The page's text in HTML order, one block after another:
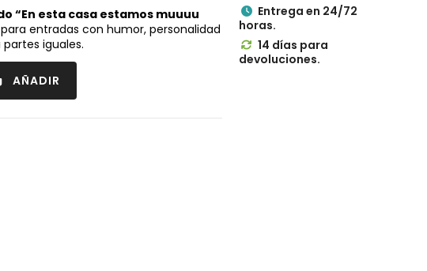
“En esta casa estamos muuuu
entradas con humor, personalidad
iguales.
AÑADIR
 Entrega en 24/72
horas.
 14 días para
devoluciones.